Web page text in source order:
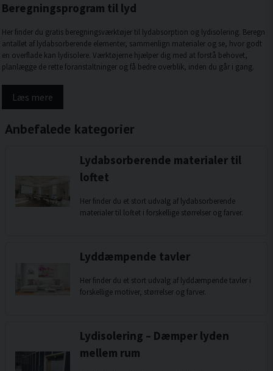
Beregningsprogram til lyd
Her finder du gratis beregningsværktøjer til lydabsorption og lydisolering. Beregn
antallet af lydabsorberende elementer, sammenlign materialer og se, hvor godt
en overflade kan lydisolere. Værktøjerne hjælper dig med at forstå behovet,
planlægge de rette foranstaltninger og få bedre overblik, inden du går i gang.
Læs mere
Anbefalede kategorier
Lydabsorberende materialer til
loftet
Her finder du et stort udvalg af lydabsorberende
materialer til loftet i forskellige størrelser og farver.
Lyddæmpende tavler
Her finder du et stort udvalg af lyddæmpende tavler i
forskellige motiver, størrelser og farver.
Lydisolering – Dæmper lyden
mellem rum